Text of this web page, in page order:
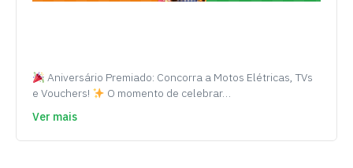
Aniversário Premiado: Concorra a Motos Elétricas, TVs
e Vouchers!
O momento de celebrar…
Ver mais